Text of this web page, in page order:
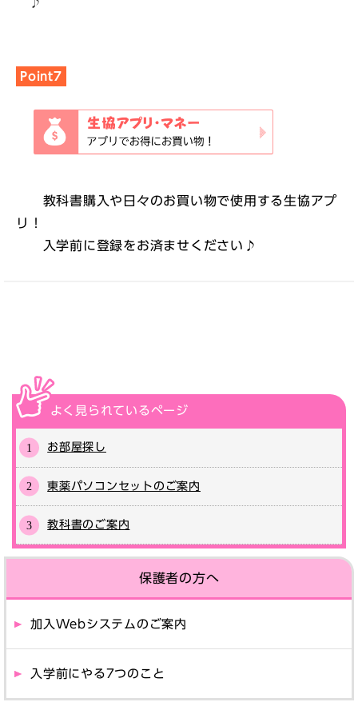
Point7
教科書購入や日々のお買い物で使用する生協アプ
リ！
入学前に登録をお済ませください♪
保護者の方へ
加入Webシステムのご案内
入学前にやる7つのこと
よく見られている ページ
お部屋探し
東薬パソコンセットのご案内
教科書のご案内